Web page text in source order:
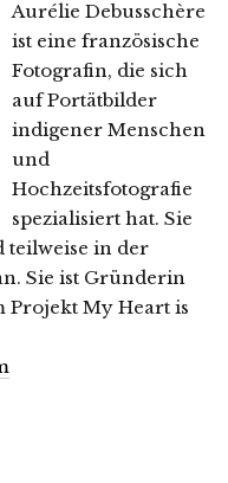
Aurélie Debusschère
ist eine französische
Fotografin, die sich
auf Portätbilder
indigener Menschen
und
Hochzeitsfotografie
spezialisiert hat. Sie
teilweise in der
Sie ist Gründerin
Projekt My Heart is